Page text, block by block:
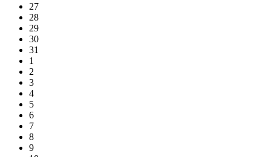
27
28
29
30
31
1
2
3
4
5
6
7
8
9